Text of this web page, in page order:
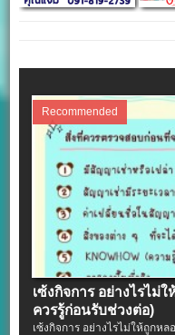
Recommended
เซ้งกิจการ อย่างไรไม่
ควรรู้ก่อนรับช่วงต่อ)
เซ้งกิจการ อย่างไรไม่ให้ถูกห